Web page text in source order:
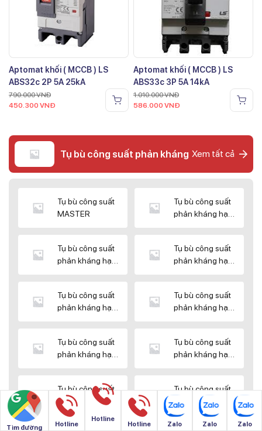
Aptomat khối ( MCCB ) LS
ABS32c 2P 5A 25kA
790.000VNĐ
450.300 VNĐ
Aptomat khối ( MCCB ) LS
ABS33c 3P 5A 14kA
1.010.000VNĐ
586.000 VNĐ
Tụ bù công suất phản kháng Xem tất cả
Tụ bù công suất
MASTER
Tụ bù công suất
phản kháng hạ
Tụ bù công suất
phản kháng hạ
Tụ bù công suất
phản kháng hạ
Tụ bù công suất
phản kháng hạ
Tụ bù công suất
phản kháng hạ
Tụ bù công suất
phản kháng hạ
Tụ bù công suất
phản kháng hạ
Tụ bù công suất
phản kháng hạ
thế SHIZUKI
Tụ bù công suất
phản kháng hạ
thế SINO
Tìm đường Hotline
Hotline
Hotline Zalo Zalo Zalo